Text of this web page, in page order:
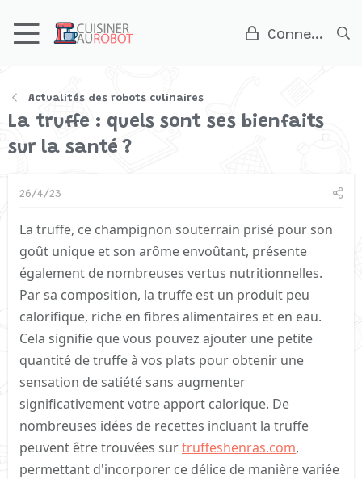
Connexion
Actualités des robots culinaires
La truffe : quels sont ses bienfaits
sur la santé ?
26/4/23
La truffe, ce champignon souterrain prisé pour son
goût unique et son arôme envoûtant, présente
également de nombreuses vertus nutritionnelles.
Par sa composition, la truffe est un produit peu
calorifique, riche en fibres alimentaires et en eau.
Cela signifie que vous pouvez ajouter une petite
quantité de truffe à vos plats pour obtenir une
sensation de satiété sans augmenter
significativement votre apport calorique. De
nombreuses idées de recettes incluant la truffe
peuvent être trouvées surtruffeshenras.com,
permettant d'incorporer ce délice de manière variée